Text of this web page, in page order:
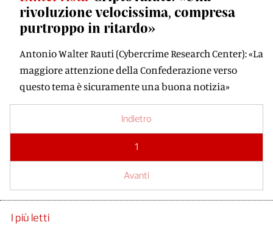
rivoluzione velocissima, compresa
purtroppo in ritardo»
Antonio Walter Rauti (Cybercrime Research Center): «La
maggiore attenzione della Confederazione verso
questo tema è sicuramente una buona notizia»
Indietro
1
Avanti
I più letti